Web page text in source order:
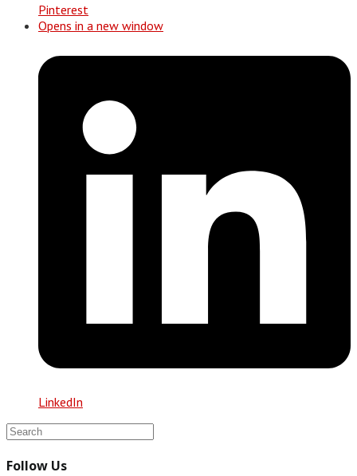
Pinterest
Opens in a new window
LinkedIn
Follow Us